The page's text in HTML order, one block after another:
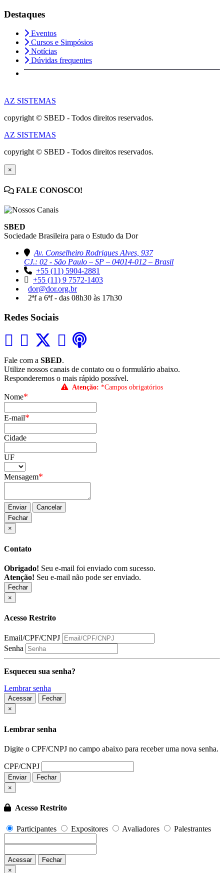
Destaques
Eventos
Cursos e Simpósios
Notícias
Dúvidas frequentes
AZ SISTEMAS
copyright © SBED - Todos direitos reservados.
AZ SISTEMAS
copyright © SBED - Todos direitos reservados.
×
FALE CONOSCO!
SBED
Sociedade Brasileira para o Estudo da Dor
Av. Conselheiro Rodrigues Alves, 937
CJ.: 02 - São Paulo – SP – 04014-012 – Brasil
+55 (11) 5904-2881
+55 (11) 9 7572-1403
dor@dor.org.br
2ªf a 6ªf - das 08h30 às 17h30
Redes Sociais
Fale com a SBED.
Utilize nossos canais de contato ou o formulário abaixo.
Responderemos o mais rápido possível.
Atenção: *Campos obrigatórios
Nome*
E-mail*
Cidade
UF
Mensagem*
Enviar
Cancelar
Fechar
×
Contato
Obrigado! Seu e-mail foi enviado com sucesso.
Atenção! Seu e-mail não pode ser enviado.
Fechar
×
Acesso Restrito
Email/CPF/CNPJ
Senha
Esqueceu sua senha?
Lembrar senha
Acessar
Fechar
×
Lembrar senha
Digite o CPF/CNPJ no campo abaixo para receber uma nova senha.
CPF/CNPJ
Enviar
Fechar
×
Acesso Restrito
Participantes Expositores Avaliadores Palestrantes
Acessar
Fechar
×